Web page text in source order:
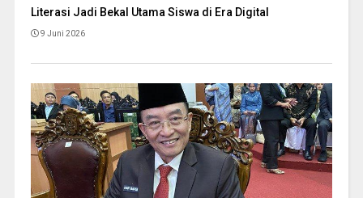
Literasi Jadi Bekal Utama Siswa di Era Digital
9 Juni 2026